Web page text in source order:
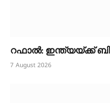
റഫാൽ: ഇന്ത്യയ്ക്ക്
7 August 2026